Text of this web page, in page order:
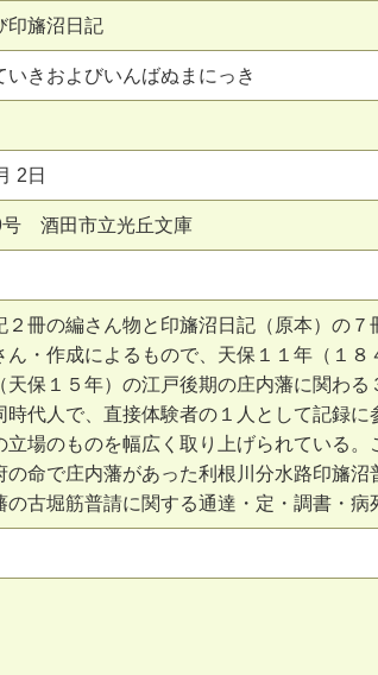
印旛沼日記
きおよびいんばぬまにっき
2日
号 酒田市立光丘文庫
冊の編さん物と印旛沼日記（原本）の
ん・作成によるもので、天保１１年（１
天保１５年）の江戸後期の庄内藩に関わ
時代人で、直接体験者の１人として記録
場のものを幅広く取り上げられている
の命で庄内藩があった利根川分水路印旛
の古堀筋普請に関する通達・定・調書・病